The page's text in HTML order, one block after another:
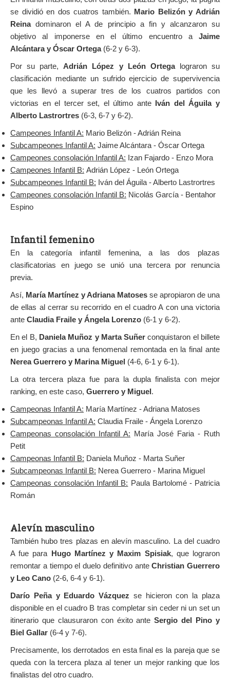
se dividió en dos cuatros también. Mario Belizón y Adrián
Reinadominaron el A de principio a fin y alcanzaron su
objetivo al imponerse en el último encuentro a Jaime
Alcántara y Óscar Ortega(6-2 y 6-3).
Por su parte,Adrián López y León Ortegalograron su
clasificación mediante un sufrido ejercicio de supervivencia
que les llevó a superar tres de los cuatros partidos con
victorias en el tercer set, el último ante Iván del Águila y
Alberto Lastrortres (6-3, 6-7 y 6-2).
Campeones Infantil A: Mario Belizón - Adrián Reina
Subcampeones Infantil A: Jaime Alcántara - Óscar Ortega
Campeones consolación Infantil A: Izan Fajardo - Enzo Mora
Campeones Infantil B: Adrián López - León Ortega
Subcampeones Infantil B: Iván del Águila - Alberto Lastrortres
Campeones consolación Infantil B: Nicolás García - Bentahor
Espino
Infantil femenino
En la categoría infantil femenina, a las dos plazas
clasificatorias en juego se unió una tercera por renuncia
previa.
Así, María Martínez y Adriana Matoses se apropiaron de una
de ellas al cerrar su recorrido en el cuadro A con una victoria
ante Claudia Fraile y Ángela Lorenzo (6-1 y 6-2).
En el B, Daniela Muñoz y Marta Suñer conquistaron el billete
en juego gracias a una fenomenal remontada en la final ante
Nerea Guerrero y Marina Miguel (4-6, 6-1 y 6-1).
La otra tercera plaza fue para la dupla finalista con mejor
ranking, en este caso, Guerrero y Miguel.
Campeonas Infantil A: María Martínez - Adriana Matoses
Subcampeonas Infantil A: Claudia Fraile - Ángela Lorenzo
Campeonas consolación Infantil A: María José Faria - Ruth
Petit
Campeonas Infantil B: Daniela Muñoz - Marta Suñer
Subcampeonas Infantil B: Nerea Guerrero - Marina Miguel
Campeonas consolación Infantil B: Paula Bartolomé - Patricia
Román
Alevín masculino
También hubo tres plazas en alevín masculino. La del cuadro
A fue para Hugo Martínez y Maxim Spisiak, que lograron
remontar a tiempo el duelo definitivo anteChristian Guerrero
y Leo Cano (2-6, 6-4 y 6-1).
Darío Peña y Eduardo Vázquez se hicieron con la plaza
disponible en el cuadro B tras completar sin ceder ni un set un
itinerario que clausuraron con éxito anteSergio del Pino y
Biel Gallar (6-4 y 7-6).
Precisamente, los derrotados en esta final es la pareja que se
queda con la tercera plaza al tener un mejor ranking que los
finalistas del otro cuadro.